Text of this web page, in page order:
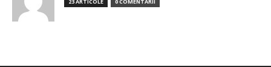
23 ARTICOLE 0 COMENTARII